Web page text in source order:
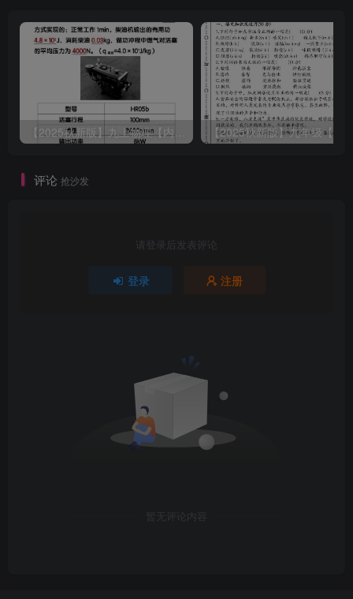
【2025秋新版】九上物理【内能】必刷易错题
评论 抢沙发
请登录后发表评论
登录 注册
暂无评论内容